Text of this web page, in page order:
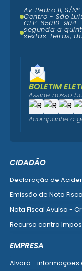
CIDADÃO
Declaração de
Emissão de Nota
Nota Fiscal Avulsa -
Recurso contra
EMPRESA
Alvará - informações
Av. Pedro II, S/
Centro - São
CEP: 65010-904
segunda a
sextas-feiras,
BOLETIM
Assine nosso
Acompanhe a